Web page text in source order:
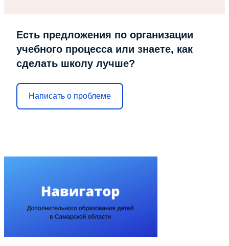
Есть предложения по организации
учебного процесса или знаете, как
сделать школу лучше?
Написать о проблеме